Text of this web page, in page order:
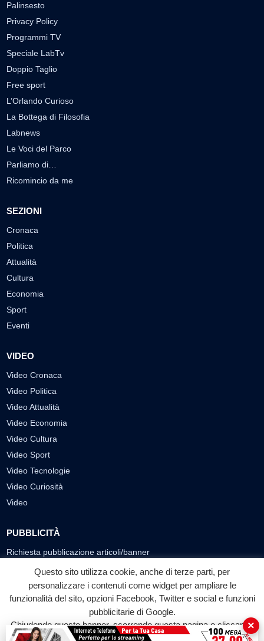
Palinsesto
Privacy Policy
Programmi TV
Speciale LabTv
Doppio Taglio
Free sport
L’Orlando Curioso
La Bottega di Filosofia
Labnews
Le Voci del Parco
Parliamo di…
Ricomincio da me
SEZIONI
Cronaca
Politica
Attualità
Cultura
Economia
Sport
Eventi
VIDEO
Video Cronaca
Video Politica
Video Attualità
Video Economia
Video Cultura
Video Sport
Video Tecnologie
Video Curiosità
Video
PUBBLICITÀ
Richiesta pubblicazione articoli/banner
SEGUICI SUI SOCIAL
f
Facebook
◎ ▶
YouTube
Questo sito utilizza cookie, anche di terze parti, per
personalizzare i contenuti come widget per ampliare le
funzionalità del sito, opzioni Facebook, Twitter e social e funzioni
pubblicitarie di Google.
Chiudendo questo banner, scorrendo questa pagina o cliccando
su qualunque suo elemento acconsenti all'uso dei cookie.
×